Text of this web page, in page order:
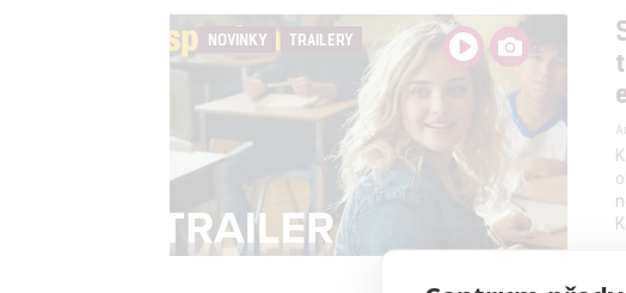
NOVINKY TRAILERY